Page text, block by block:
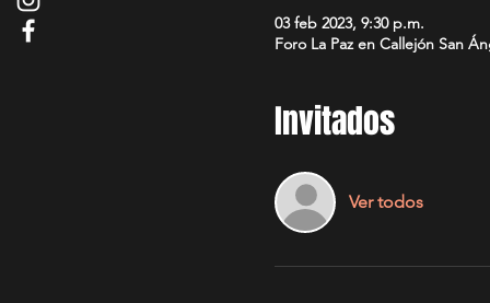
03 feb 2023, 9:30 p.m.
Foro La Paz en Callejón San
Invitados
Ver todos